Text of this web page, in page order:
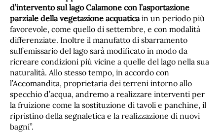
d’intervento sul lago Calamone con l’asportazione
parziale della vegetazione acquaticain un periodo più
favorevole, come quello di settembre, e con modalità
differenziate. Inoltre il manufatto di sbarramento
sull’emissario del lago sarà modificato in modo da
ricreare condizioni più vicine a quelle del lago nella sua
naturalità. Allo stesso tempo, in accordo con
l’Accomandita, proprietaria dei terreni intorno allo
specchio d’acqua, andremo a realizzare interventi per
la fruizione come la sostituzione di tavoli e panchine, il
ripristino della segnaletica e la realizzazione di nuovi
bagni”.